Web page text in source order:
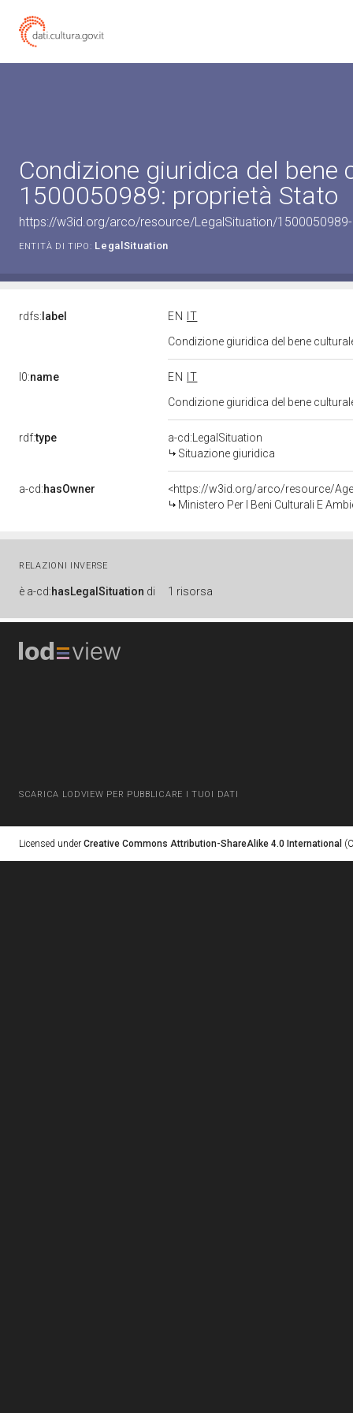
Condizione giuridica del bene
1500050989: proprietà Stato
https://w3id.org/arco/resource/LegalSituation/
ENTITÀ DI TIPO: LegalSituation
rdfs: label EN
IT
Condizione giuridica del bene
l0:name EN
IT
Condizione giuridica del bene
rdf:type
a-cd:LegalSituation
Situazione giuridica
a-cd:hasOwner
<https://w3id.org/arco/resource/
Ministero Per I Beni Culturali E
RELAZIONI INVERSE
è a-cd:hasLegalSituation di 1 risorsa
SCARICA LODVIEW PER PUBBLICARE I TUOI DATI
Licensed under Creative Commons Attribution-ShareAlike 4.0 International